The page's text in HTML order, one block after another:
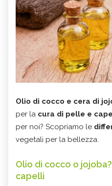
Olio di cocco e cera di
per la cura di pelle e
per noi? Scopriamo le
vegetali per la bellezza.
Olio di cocco o
capelli